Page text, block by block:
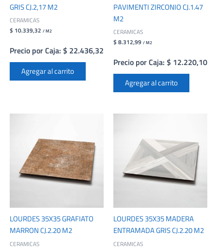
GRIS CJ.2,17 M2
CERAMICAS
$ 10.339,32 / M2
Precio por Caja: $ 22.436,32
Agregar al carrito
PAVIMENTI ZIRCONIO CJ.1.47
M2
CERAMICAS
$ 8.312,99 / M2
Precio por Caja: $ 12.220,10
Agregar al carrito
LOURDES 35X35 GRAFIATO
MARRON CJ.2.20 M2
CERAMICAS
LOURDES 35X35 MADERA
ENTRAMADA GRIS CJ.2.20 M2
CERAMICAS